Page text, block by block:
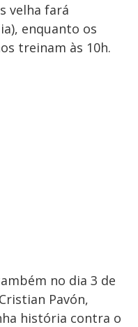
velha fará
enquanto os
treinam às 10h.
no dia 3 de
Pavón,
história contra o